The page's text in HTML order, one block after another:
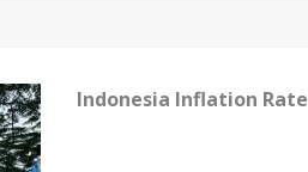
Indonesia Inflation Rate